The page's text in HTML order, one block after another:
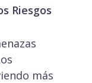
Riesgos
más